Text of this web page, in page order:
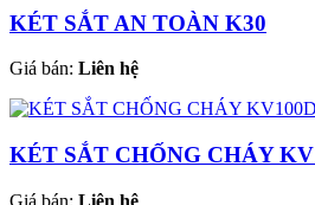
KÉT SẮT AN TOÀN K30
Giá bán: Liên hệ
KÉT SẮT CHỐNG CHÁY
Giá bán: Liên hệ